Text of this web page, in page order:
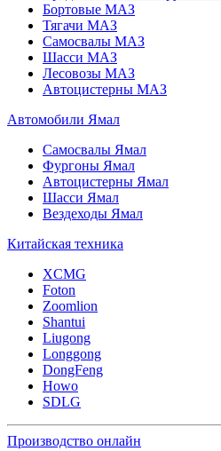
Бортовые МАЗ
Тягачи МАЗ
Самосвалы МАЗ
Шасси МАЗ
Лесовозы МАЗ
Автоцистерны МАЗ
Автомобили Ямал
Самосвалы Ямал
Фургоны Ямал
Автоцистерны Ямал
Шасси Ямал
Вездеходы Ямал
Китайская техника
XCMG
Foton
Zoomlion
Shantui
Liugong
Longgong
DongFeng
Howo
SDLG
Производство онлайн